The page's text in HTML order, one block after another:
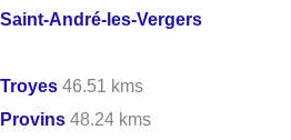
Saint-André-les-Vergers
Troyes 46.51 kms
Provins 48.24 kms